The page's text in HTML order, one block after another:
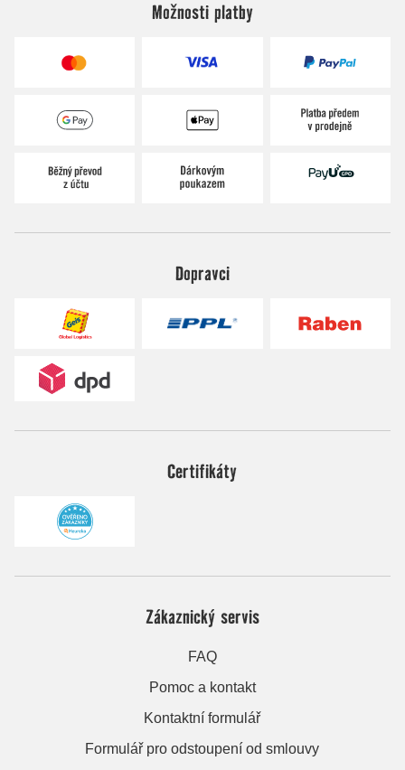
Možnosti platby
Dopravci
Certifikáty
Zákaznický servis
FAQ
Pomoc a kontakt
Kontaktní formulář
Formulář pro odstoupení od smlouvy